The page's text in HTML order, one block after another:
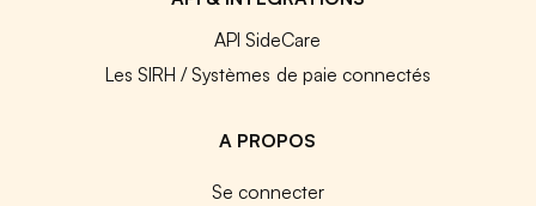
API SideCare
Les SIRH / Systèmes de paie connectés
A PROPOS
Se connecter